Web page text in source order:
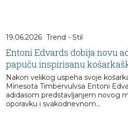
19.06.2026 Trend - Stil
Entoni Edvards dobija novu
papuču inspirisanu
Nakon velikog uspeha svoje
Minesota Timbervulvsa Entoni
adidasom predstavljanjem novog
oporavku i svakodnevnom...